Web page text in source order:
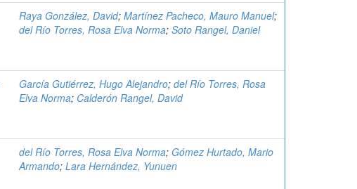
Raya González, David; Martínez Pacheco, Mauro Manuel;
del Río Torres, Rosa Elva Norma; Soto Rangel, Daniel
García Gutiérrez, Hugo Alejandro; del Río Torres, Rosa
Elva Norma; Calderón Rangel, David
del Río Torres, Rosa Elva Norma; Gómez Hurtado, Mario
Armando; Lara Hernández, Yunuen